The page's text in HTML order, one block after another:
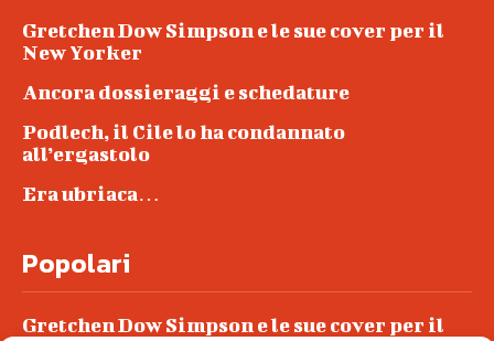
Gretchen Dow Simpson e le sue cover per il
New Yorker
Ancora dossieraggi e schedature
Podlech, il Cile lo ha condannato
all’ergastolo
Era ubriaca…
Popolari
Gretchen Dow Simpson e le sue cover per il